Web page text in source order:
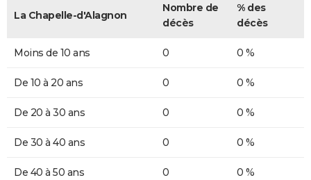
La Chapelle-d'Alagnon
Nombre de
décès
% des
décès
Moins de 10 ans 0 0 %
De 10 à 20 ans 0 0 %
De 20 à 30 ans 0 0 %
De 30 à 40 ans 0 0 %
De 40 à 50 ans 0 0 %